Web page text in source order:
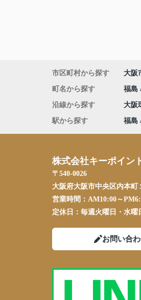
市区町村から探す 大阪
町名から探す 福島
沿線から探す 大阪
駅から探す 福島
株式会社キーポイン
〒540-0026
大阪府大阪市中央区内本町
営業時間： AM10:00～
定休日： 毎週火曜日・水曜
お問い合